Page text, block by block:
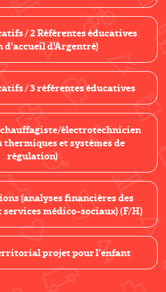
/ 2 Référentes éducatives
d'accueil d'Argentré)
/ 3 référentes éducatives
électrotechnicien
et systèmes de
régulation)
(analyses financières des
médico-sociaux) (F/H)
projet pour l'enfant